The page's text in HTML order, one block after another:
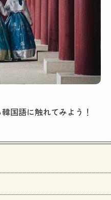
国語に触れてみよう！